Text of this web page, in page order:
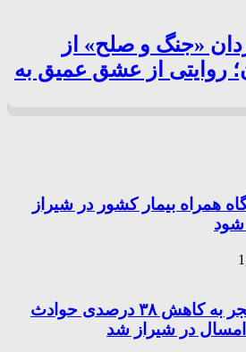
«جنگ و صلح» از
روایتی از عشق عمیق به
همراه بیمار کشور در شیراز
شود
فرهنگ سازی منجر به کاهش ۳۸ درصدی حوادث
در شیراز شد